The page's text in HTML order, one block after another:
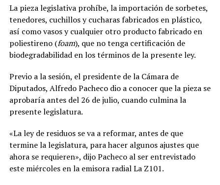
La pieza legislativa prohíbe, la importación de sorbetes,
tenedores, cuchillos y cucharas fabricados en plástico,
así como vasos y cualquier otro producto fabricado en
poliestireno (foam), que no tenga certificación de
biodegradabilidad en los términos de la presente ley.
Previo a la sesión, el presidente de la Cámara de
Diputados, Alfredo Pacheco dio a conocer que la pieza se
aprobaría antes del 26 de julio, cuando culmina la
presente legislatura.
«La ley de residuos se va a reformar, antes de que
termine la legislatura, para hacer algunos ajustes que
ahora se requieren», dijo Pacheco al ser entrevistado
este miércoles en la emisora radial La Z101.